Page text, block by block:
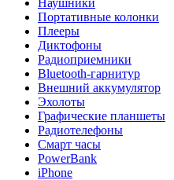
Наушники
Портативные колонки
Плееры
Диктофоны
Радиоприемники
Bluetooth-гарнитур
Внешний аккумулятор
Эхолоты
Графические планшеты
Радиотелефоны
Смарт часы
PowerBank
iPhone